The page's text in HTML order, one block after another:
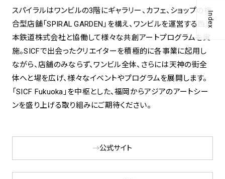
Index
スパイラルはワンビルの3階にギャラリー、カフェ、ショップの複
合型店舗「SPIRAL GARDEN」を構え、ワンビルを運営する西日
本鉄道株式会社と協働して様々な共創アートプログラムを実
施。SICFで出会ったクリエイターを積極的に各事業に起用し
ながら、店舗のみならず、ワンビル全体、さらには天神の街全
体へと場を広げ、様々なイベントやプログラムを展開します。
「SICF Fukuoka」を中枢とした、福岡からアジアのアートシー
ンを盛り上げる取り組みにご期待ください。
公式サイト